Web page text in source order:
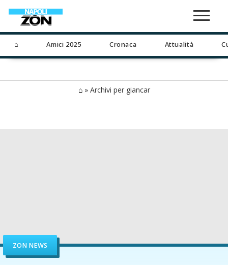
⌂ Amici 2025 Cronaca Attualità
⌂» Archivi per giancar
ZON NEWS